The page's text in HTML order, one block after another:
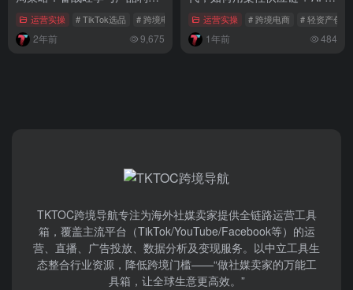
率 运营实操 # TikTok选品 # 跨境电商 # TikTok上新品周期
2年前 9,675
现年入百万？
运营实操 # 跨境电商 # 轻资产创业
1年前 484
TKTOC跨境导航​专注为海外社媒卖家提供全链路运营工具
箱，覆盖主流平台（TikTok/YouTube/Facebook等）​的运
营、直播、广告投放、数据分析及变现服务。以中立工具生
态整合行业资源，降低跨境门槛——“做社媒卖家的万能工
具箱，让全球生意更高效。”